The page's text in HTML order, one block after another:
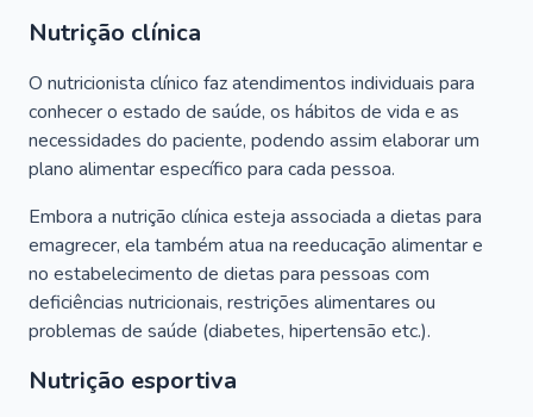
Nutrição clínica
O nutricionista clínico faz atendimentos individuais para
conhecer o estado de saúde, os hábitos de vida e as
necessidades do paciente, podendo assim elaborar um
plano alimentar específico para cada pessoa.
Embora a nutrição clínica esteja associada a dietas para
emagrecer, ela também atua na reeducação alimentar e
no estabelecimento de dietas para pessoas com
deficiências nutricionais, restrições alimentares ou
problemas de saúde (diabetes, hipertensão etc.).
Nutrição esportiva